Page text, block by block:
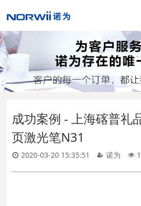
成功案例 - 上海碦普礼
页激光笔N31
2020-03-20 15:35:51 诺为